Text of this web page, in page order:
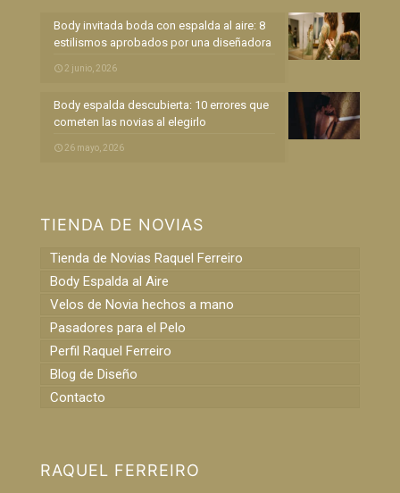
Body invitada boda con espalda al aire: 8
estilismos aprobados por una diseñadora
2 junio, 2026
Body espalda descubierta: 10 errores que
cometen las novias al elegirlo
26 mayo, 2026
TIENDA DE NOVIAS
Tienda de Novias Raquel Ferreiro
Body Espalda al Aire
Velos de Novia hechos a mano
Pasadores para el Pelo
Perfil Raquel Ferreiro
Blog de Diseño
Contacto
RAQUEL FERREIRO